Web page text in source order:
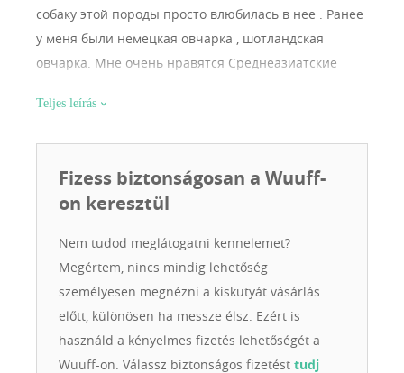
собаку этой породы просто влюбилась в нее . Ранее
у меня были немецкая овчарка , шотландская
овчарка. Мне очень нравятся Среднеазиатские
собакам. Уделяю для них время. С 2005 года
бесстрашные и смелые собачки . Они такие
смешные и забавные .
Teljes leírás
Fizess biztonságosan a Wuuff-
on keresztül
Nem tudod meglátogatni kennelemet?
Megértem, nincs mindig lehetőség
személyesen megnézni a kiskutyát vásárlás
előtt, különösen ha messze élsz. Ezért is
használd a kényelmes fizetés lehetőségét a
Wuuff-on. Válassz biztonságos fizetést tudj